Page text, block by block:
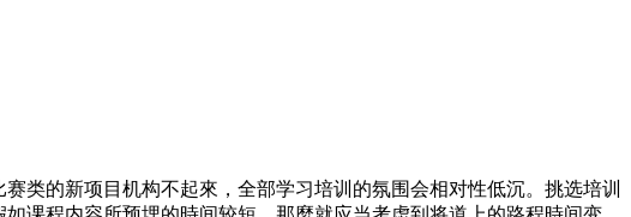
类的新项目机构不起來，全部学习培训的氛围会相对性低沉。挑选培训